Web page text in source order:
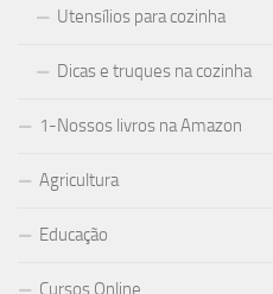
Utensílios para cozinha
Dicas e truques na cozinha
1-Nossos livros na Amazon
Agricultura
Educação
Cursos Online